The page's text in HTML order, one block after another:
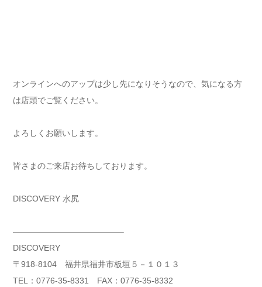
オンラインへのアップは少し先になりそうなので、気になる方
は店頭でご覧ください。
よろしくお願いします。
皆さまのご来店お待ちしております。
DISCOVERY 水尻
—————————————–
DISCOVERY
〒918-8104 福井県福井市板垣５－１０１３
TEL：0776-35-8331 FAX：0776-35-8332